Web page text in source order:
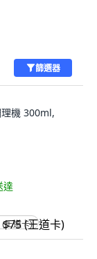
篩選器
機 300ml,
達
王道卡)